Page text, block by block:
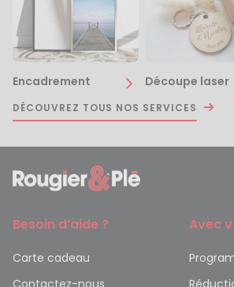
Encadrement Découpe laser
DÉCOUVREZ TOUS NOS SERVICES
Besoin d’aide ?
Carte cadeau
Contactez-nous
Avec